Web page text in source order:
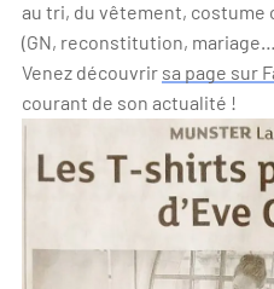
au tri, du vêtement, costume
(GN, reconstitution,
Venez découvrir sa page sur
courant de son actualité !